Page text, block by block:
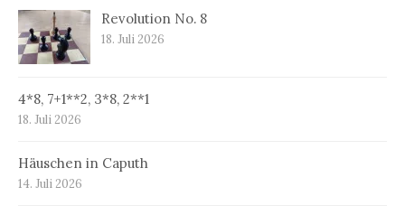
Revolution No. 8
18. Juli 2026
4*8, 7+1**2, 3*8, 2**1
18. Juli 2026
Häuschen in Caputh
14. Juli 2026